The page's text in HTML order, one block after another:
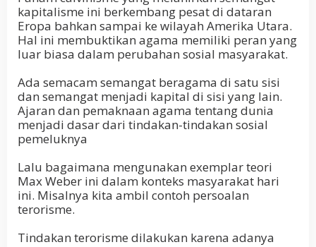
kapitalisme ini berkembang pesat di dataran
Eropa bahkan sampai ke wilayah Amerika Utara.
Hal ini membuktikan agama memiliki peran yang
luar biasa dalam perubahan sosial masyarakat.
Ada semacam semangat beragama di satu sisi
dan semangat menjadi kapital di sisi yang lain.
Ajaran dan pemaknaan agama tentang dunia
menjadi dasar dari tindakan-tindakan sosial
pemeluknya
Lalu bagaimana mengunakan exemplar teori
Max Weber ini dalam konteks masyarakat hari
ini. Misalnya kita ambil contoh persoalan
terorisme.
Tindakan terorisme dilakukan karena adanya